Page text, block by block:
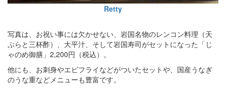
Retty
写真は、お祝い事には欠かせない、岩国名物のレンコン料理（天
ぷらと三杯酢）、大平汁、そして岩国寿司がセットになった「じ
ゃのめ御膳」2,200円（税込）。
他にも、お刺身やエビフライなどがついたセットや、国産うなぎ
のうな重などメニューも豊富です。